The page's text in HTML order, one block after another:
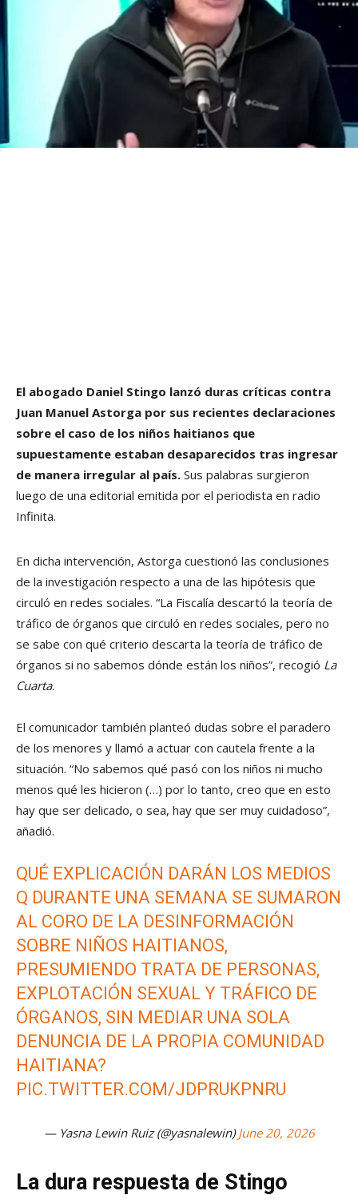
El abogado Daniel Stingo lanzó duras críticas contra
Juan Manuel Astorga por sus recientes declaraciones
sobre el caso de los niños haitianos que
supuestamente estaban desaparecidos tras ingresar
de manera irregular al país. Sus palabras surgieron
luego de una editorial emitida por el periodista en radio
Infinita.
En dicha intervención, Astorga cuestionó las conclusiones
de la investigación respecto a una de las hipótesis que
circuló en redes sociales. “La Fiscalía descartó la teoría de
tráfico de órganos que circuló en redes sociales, pero no
se sabe con qué criterio descarta la teoría de tráfico de
órganos si no sabemos dónde están los niños”, recogió La
Cuarta.
El comunicador también planteó dudas sobre el paradero
de los menores y llamó a actuar con cautela frente a la
situación. “No sabemos qué pasó con los niños ni mucho
menos qué les hicieron (…) por lo tanto, creo que en esto
hay que ser delicado, o sea, hay que ser muy cuidadoso”,
añadió.
QUÉ EXPLICACIÓN DARÁN LOS MEDIOS
Q DURANTE UNA SEMANA SE SUMARON
AL CORO DE LA DESINFORMACIÓN
SOBRE NIÑOS HAITIANOS,
PRESUMIENDO TRATA DE PERSONAS,
EXPLOTACIÓN SEXUAL Y TRÁFICO DE
ÓRGANOS, SIN MEDIAR UNA SOLA
DENUNCIA DE LA PROPIA COMUNIDAD
HAITIANA?
PIC.TWITTER.COM/JDPRUKPNRU
— Yasna Lewin Ruiz (@yasnalewin)June 20, 2026
La dura respuesta de Stingo